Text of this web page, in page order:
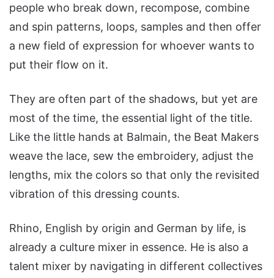
people who break down, recompose, combine
and spin patterns, loops, samples and then offer
a new field of expression for whoever wants to
put their flow on it.
They are often part of the shadows, but yet are
most of the time, the essential light of the title.
Like the little hands at Balmain, the Beat Makers
weave the lace, sew the embroidery, adjust the
lengths, mix the colors so that only the revisited
vibration of this dressing counts.
Rhino, English by origin and German by life, is
already a culture mixer in essence. He is also a
talent mixer by navigating in different collectives